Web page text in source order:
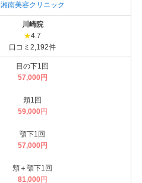
湘南美容クリニック
川崎院
★4.7
口コミ2,192件
目の下1回
57,000円
頬1回
59,000円
顎下1回
57,000円
頬＋顎下1回
81,000円